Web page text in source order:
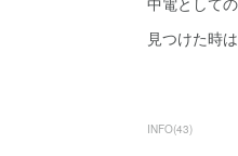
見つけた時
INFO(43)